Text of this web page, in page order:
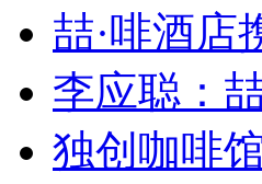
喆·啡酒店
李应聪：
独创咖啡